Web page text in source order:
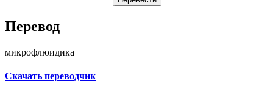
Перевод
микрофлюидика
Скачать переводчик